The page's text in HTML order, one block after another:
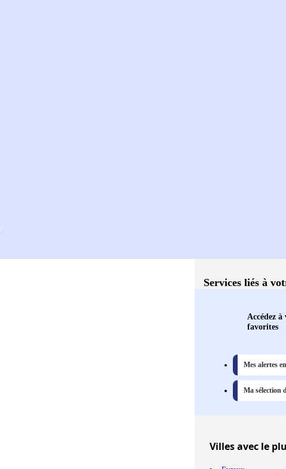
Services liés à
Accédez à
favorites
Mes alertes
Ma sélection
Villesavec le